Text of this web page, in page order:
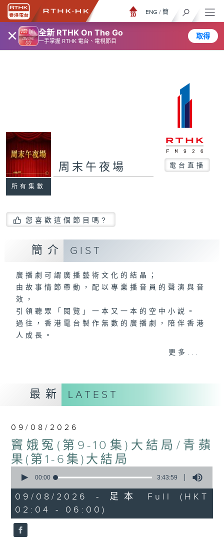
× 全新 RTHK On The Go
一手掌握 RTHK 電台、電視節目
取得
ENG / 簡
所有集數
周末午夜場 電台直播
您喜歡這個節目嗎?
簡介 GIST
廣播劇可謂廣播藝術文化的結晶；
由故事情節帶動，配以專業播音員的聲演與音
效，
引領聽眾「閱覽」一本又一本的空中小説。
過往，香港電台製作無數的廣播劇，陪伴香港
人成長。
從不同年代的廣播劇中，可以窺探當時的社會
讓香港電台文化寶庫一一重現！
更多...
最新 LATEST
09/08/2026
竇娥冤(第9-10集)大結局/青蘋
果(第1-6集)大結局
seconds
3
hours,
43
minutes,
59
seconds
00:00 3:43:59
09/08/2026 - 足本 Full (HKT
02:04 - 06:00)